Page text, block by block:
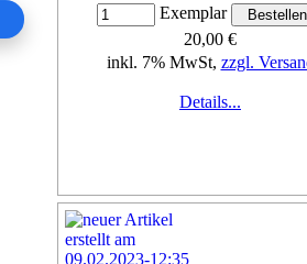
Exemplar
20,00 €
inkl. 7% MwSt, zzgl.
Details...